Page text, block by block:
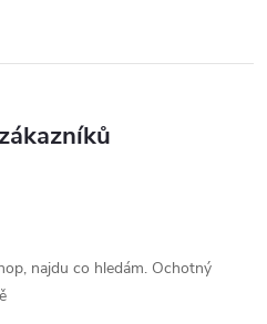
najdu co hledám. Ochotný